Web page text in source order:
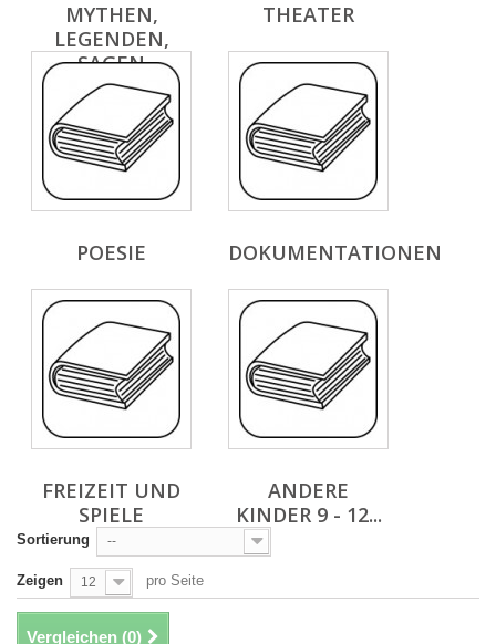
MYTHEN,
LEGENDEN,
SAGEN
THEATER
POESIE DOKUMENTATIONEN
FREIZEIT UND
SPIELE
ANDERE
KINDER 9 - 12...
Sortierung --
Zeigen 12 pro Seite
Vergleichen (0)